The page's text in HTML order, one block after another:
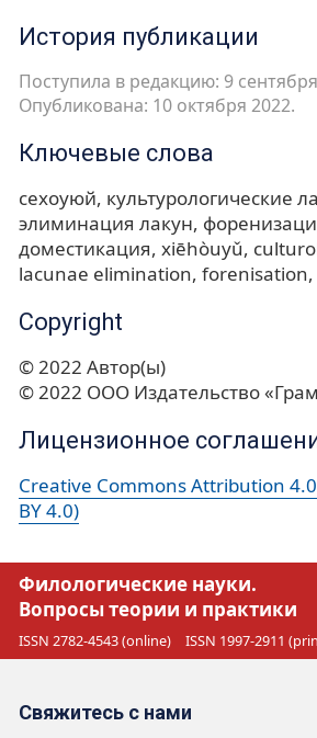
История публикации
Поступила в редакцию: 9
Опубликована: 10 октября 2022.
Ключевые слова
сехоуюй культурологические
элиминация лакун
доместикация xiēhòuyǔ
lacunae elimination forenisation
Copyright
© 2022 Автор(ы)
© 2022 ООО Издательство
Лицензионное
Creative Commons Attribution
BY 4.0)
Филологические науки.
Вопросы теории и практики
ISSN 2782-4543 (online) ISSN 1997-2911
Свяжитесь с нами